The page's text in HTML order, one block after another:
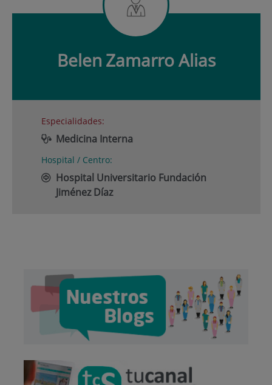
Belen Zamarro Alias
Especialidades:
Medicina Interna
Hospital / Centro:
Hospital Universitario Fundación
Jiménez Díaz